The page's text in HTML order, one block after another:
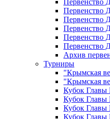
Первенство
Первенство
Первенство
Первенство
Первенство
Первенство
Архив
Турниры
"Крымская
"Крымская
Кубок Главы
Кубок Главы
Кубок Главы
Кубок Главы